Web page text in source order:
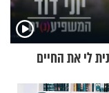
לי את החיים